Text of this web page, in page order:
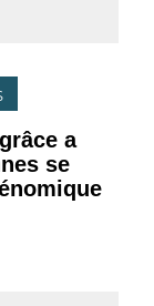
a
se